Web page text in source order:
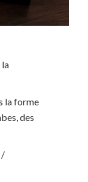
la
la forme
des
/